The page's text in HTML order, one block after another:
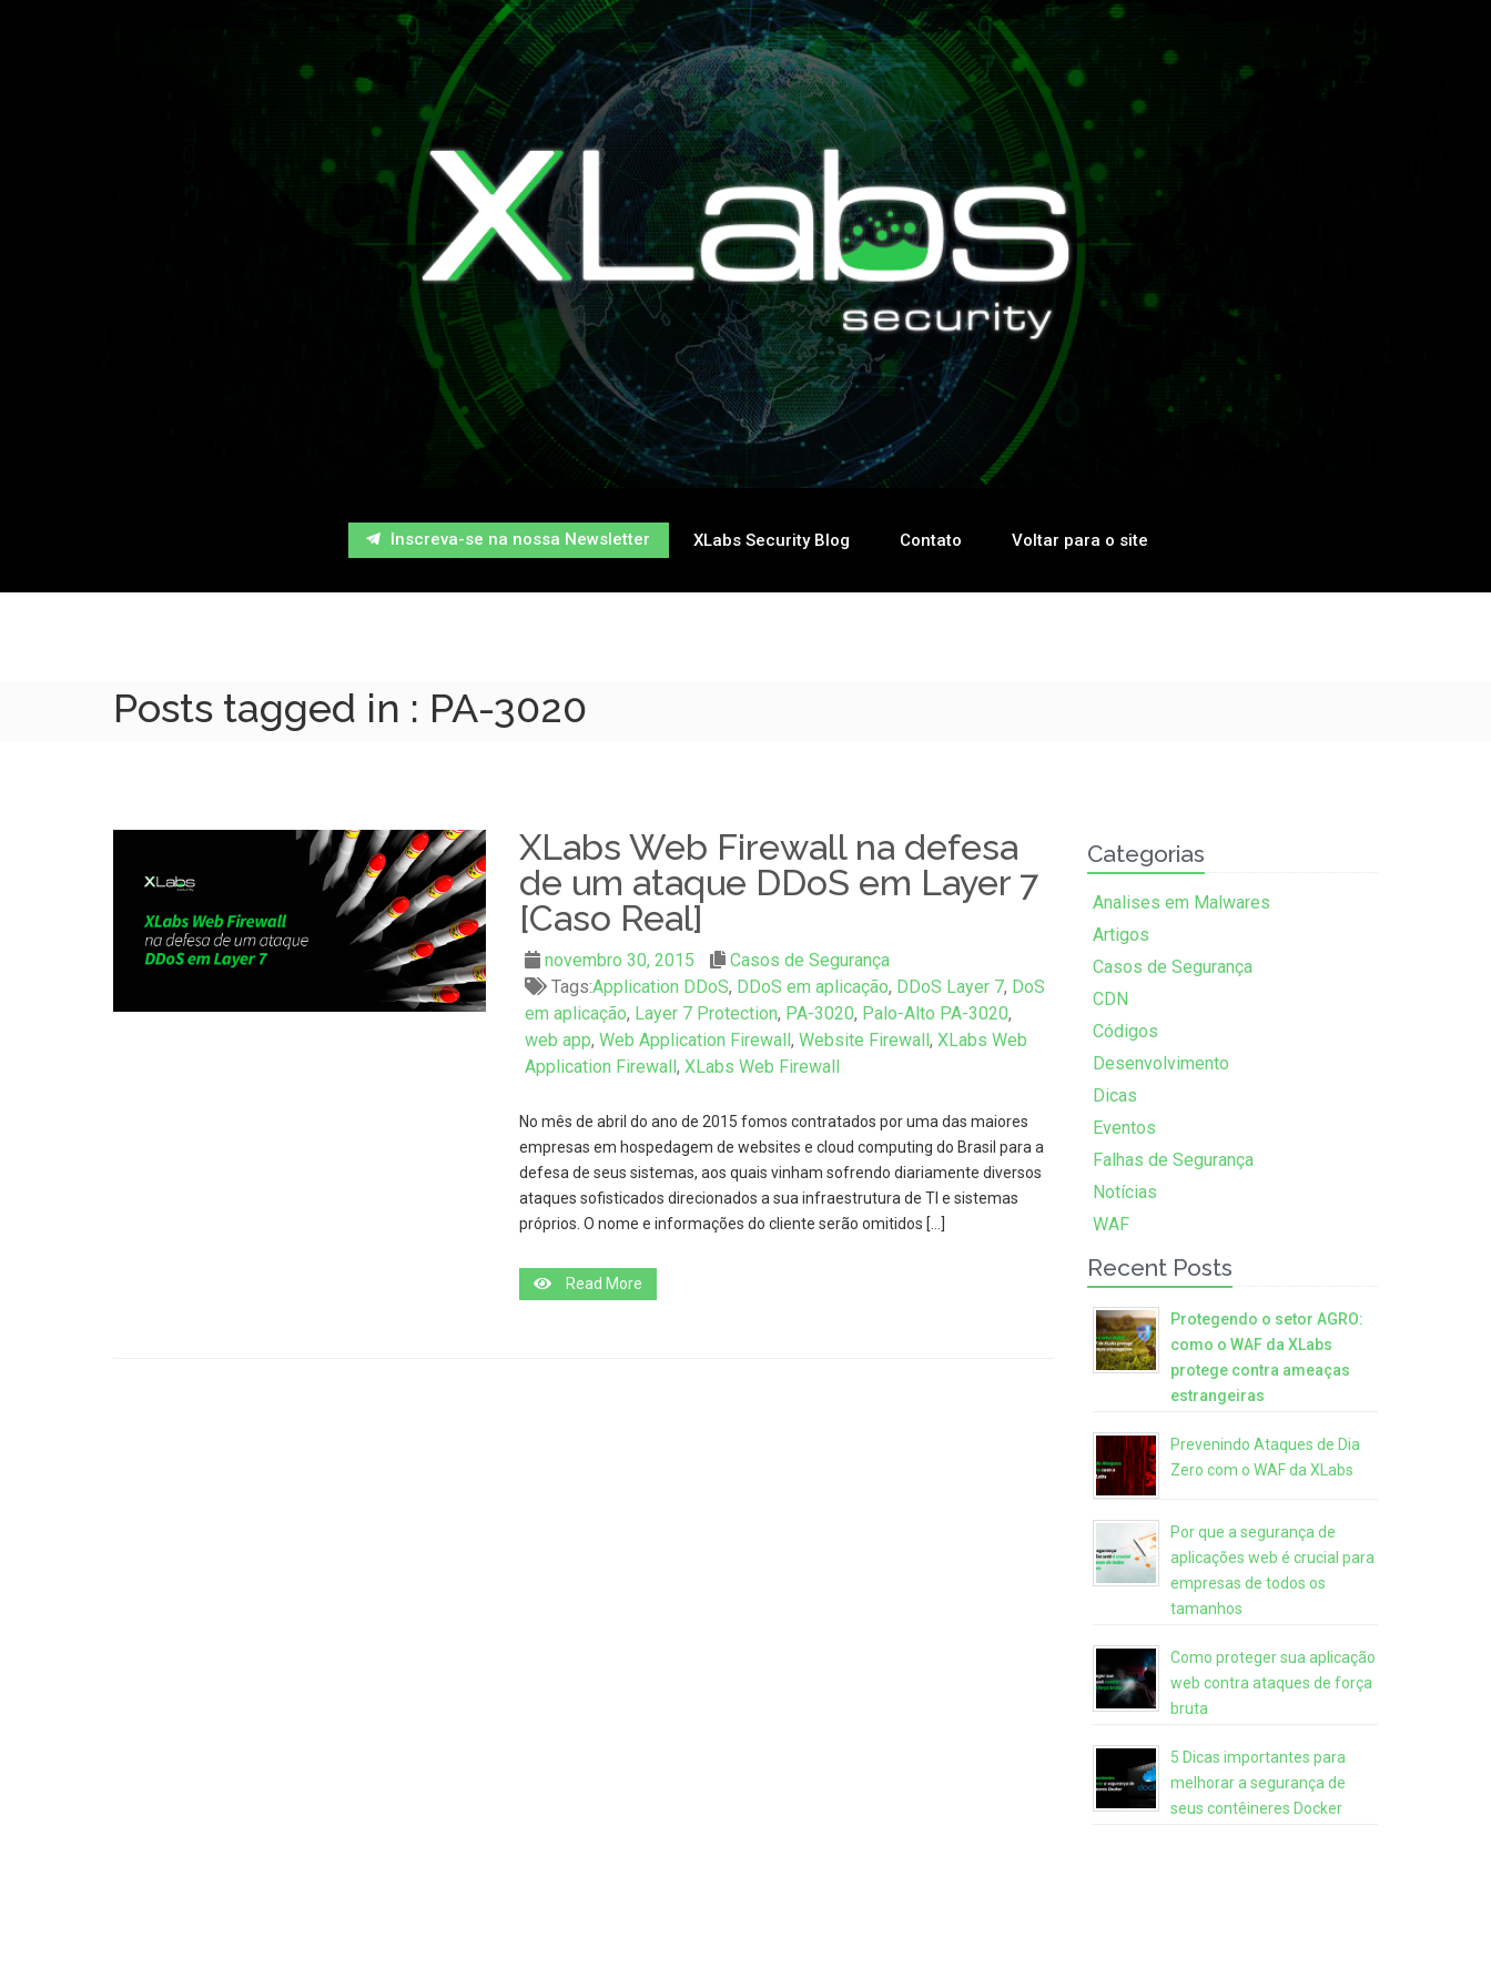
Inscreva-se na nossa Newsletter XLabs Security Blog Contato Voltar para o site
Posts tagged in : PA-3020
XLabs Web Firewall na defesa
de um ataque DDoS em Layer 7
[Caso Real]
novembro 30, 2015
Casos de Segurança
Tags:Application DDoS, DDoS em aplicação, DDoS Layer 7, DoS
em aplicação, Layer 7 Protection, PA-3020, Palo-Alto PA-3020,
web app, Web Application Firewall, Website Firewall, XLabs Web
Application Firewall, XLabs Web Firewall
No mês de abril do ano de 2015 fomos contratados por uma das maiores
empresas em hospedagem de websites e cloud computing do Brasil para a
defesa de seus sistemas, aos quais vinham sofrendo diariamente diversos
ataques sofisticados direcionados a sua infraestrutura de TI e sistemas
próprios. O nome e informações do cliente serão omitidos […]
Read More
Categorias
Analises em Malwares
Artigos
Casos de Segurança
CDN
Códigos
Desenvolvimento
Dicas
Eventos
Falhas de Segurança
Notícias
WAF
Recent Posts
Protegendo o setor AGRO:
como o WAF da XLabs
protege contra ameaças
estrangeiras
Prevenindo Ataques de Dia
Zero com o WAF da XLabs
Por que a segurança de
aplicações web é crucial para
empresas de todos os
tamanhos
Como proteger sua aplicação
web contra ataques de força
bruta
5 Dicas importantes para
melhorar a segurança de
seus contêineres Docker